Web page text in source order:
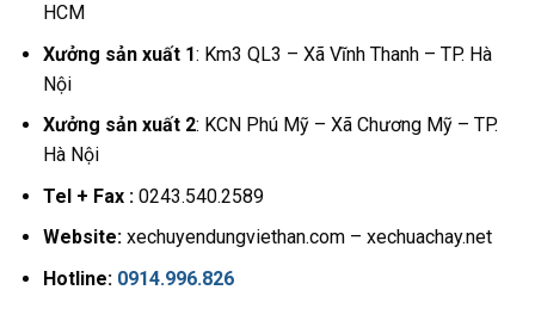
HCM
Xưởng sản xuất 1: Km3 QL3 – Xã Vĩnh Thanh – TP. Hà
Nội
Xưởng sản xuất 2: KCN Phú Mỹ – Xã Chương Mỹ – TP.
Hà Nội
Tel + Fax :0243.540.2589
Website:xechuyendungviethan.com – xechuachay.net
Hotline: 0914.996.826